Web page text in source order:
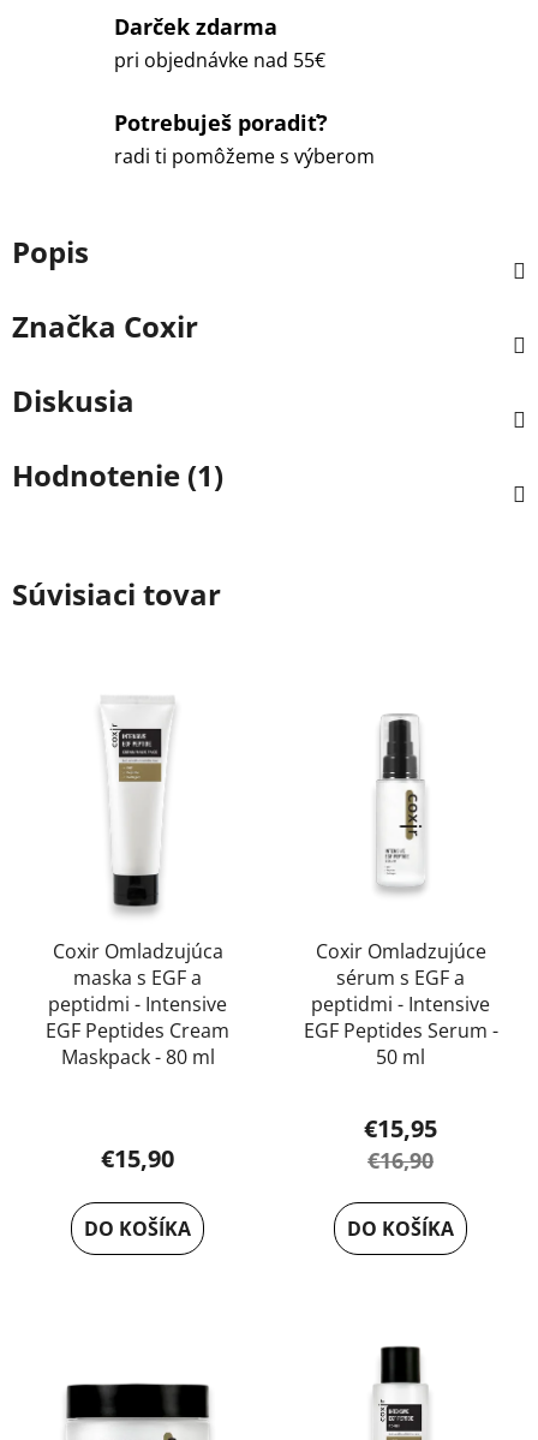
Darček zdarma
pri objednávke nad 55€
Potrebuješ poradiť?
radi ti pomôžeme s výberom
Popis
Značka Coxir
Diskusia
Hodnotenie (1)
Súvisiaci tovar
Coxir Omladzujúca
maska s EGF a
peptidmi - Intensive
EGF Peptides Cream
Maskpack - 80 ml
€15,90
DO KOŠÍKA
Coxir Omladzujúce
sérum s EGF a
peptidmi - Intensive
EGF Peptides Serum -
50 ml
hodnotenie
produktu
je
5,0
€15,95
€16,90
DO KOŠÍKA